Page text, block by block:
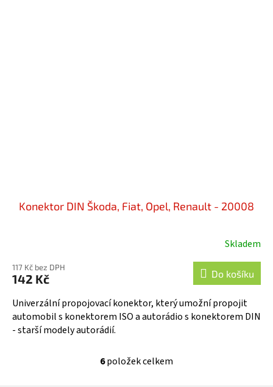
Konektor DIN Škoda, Fiat, Opel, Renault - 20008
Skladem
117 Kč bez DPH
142 Kč Do košíku
Univerzální propojovací konektor, který umožní propojit
automobil s konektorem ISO a autorádio s konektorem DIN
- starší modely autorádií.
O
6položek celkem